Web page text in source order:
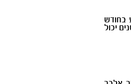
בחודש
יכול